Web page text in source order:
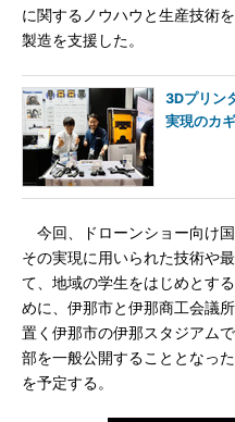
に関するノウハウと生産技術
製造を支援した。
3Dプリン
実現のカ
今回、ドローンショー向け
その実現に用いられた技術や
て、地域の学生をはじめとす
めに、伊那市と伊那商工会議
置く伊那市の伊那スタジアム
部を一般公開することとなっ
を予定する。